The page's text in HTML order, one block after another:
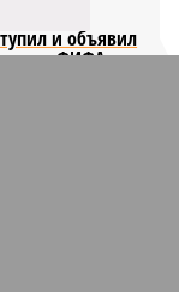
и объявил
ФИФА от